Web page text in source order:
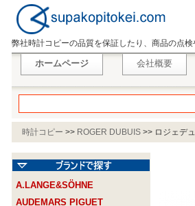
弊社時計コピーの品質を保証したり、商品の点
ホームページ 会社概要
時計コピー >> ROGER DUBUIS >> ロジェデ
A.LANGE&SÖHNE
AUDEMARS PIGUET